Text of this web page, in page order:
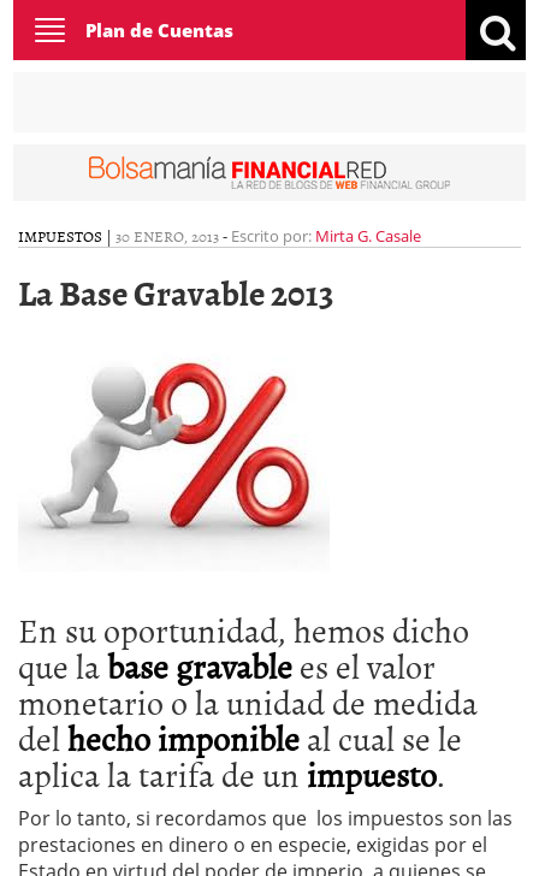
Toggle
navigation
Plan de Cuentas
IMPUESTOS | 30 ENERO, 2013- Escrito por: Mirta G. Casale
La Base Gravable 2013
En su oportunidad, hemos dicho
que labase gravablees el valor
monetario o la unidad de medida
delhecho imponibleal cual se le
aplica la tarifa de unimpuesto.
Por lo tanto, si recordamos que los impuestos son las
prestaciones en dinero o en especie, exigidas por el